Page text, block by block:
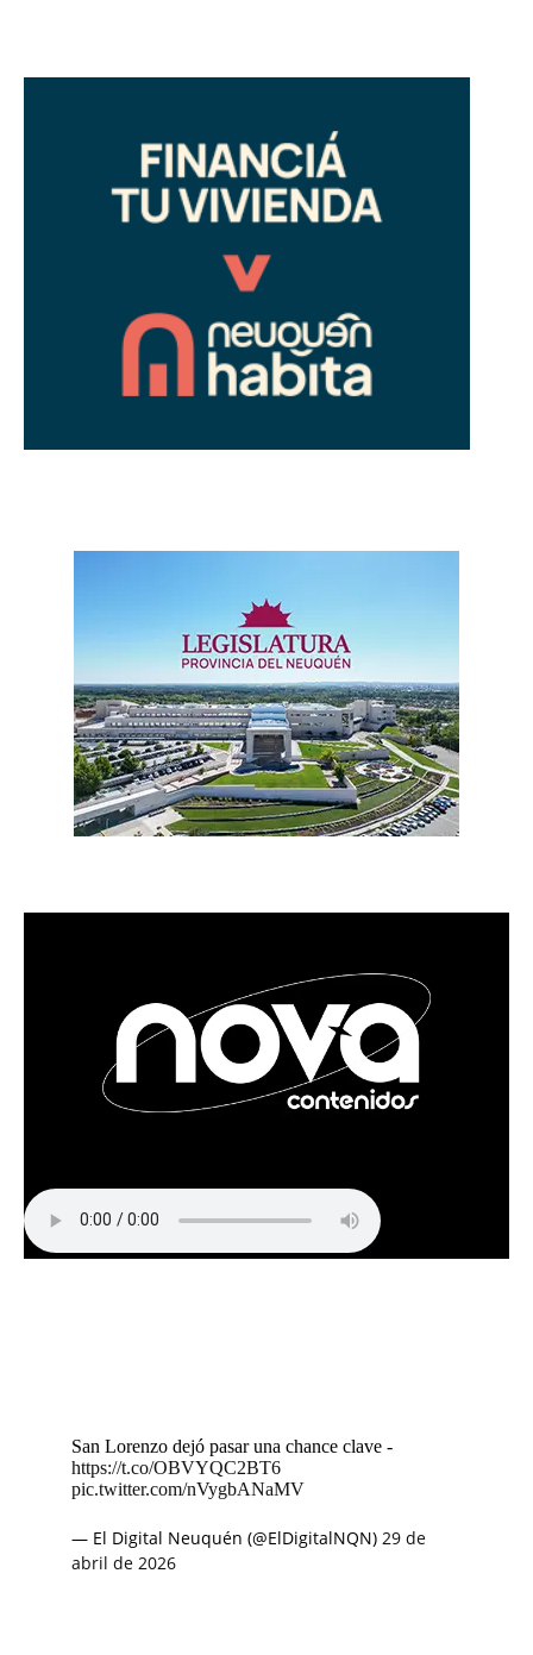
San Lorenzo dejó pasar una chance clave -
https://t.co/OBVYQC2BT6
pic.twitter.com/nVygbANaMV
— El Digital Neuquén (@ElDigitalNQN) 29 de
abril de 2026